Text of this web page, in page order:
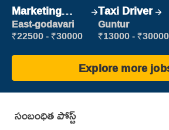
Marketing
Executive
East-godavari
₹22500 - ₹30000
Taxi Driver
Guntur
₹13000 - ₹30000
Explore more
సంబంధిత పోస్ట్